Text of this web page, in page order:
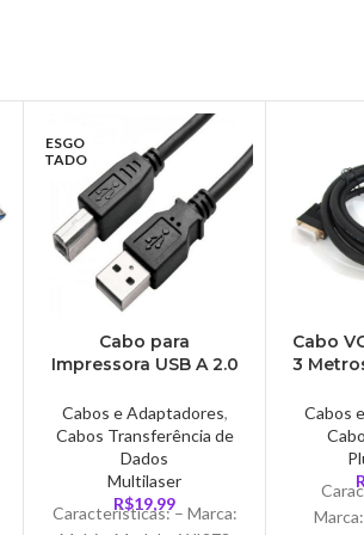
ESGO
TADO
Cabo para
Impressora USB A 2.0
Metros – WI273
Cabos e Adaptadores,
Cabos Transferência de
Dados
Multilaser
R$19,99
Características: – Marca:
Cabo
3
Cabos